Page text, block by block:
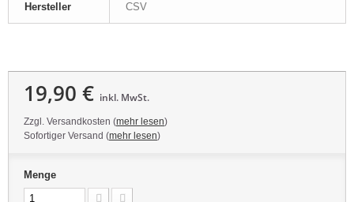
Hersteller CSV
19,90 € inkl. MwSt.
Zzgl. Versandkosten (mehr lesen)
Sofortiger Versand (mehr lesen)
Menge